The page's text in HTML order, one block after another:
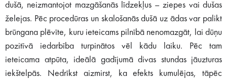
dušā, neizmantojot mazgāšanās līdzekļus – ziepes vai dušas
želejas. Pēc procedūras un skalošanās dušā uz ādas var palikt
brūngana plēvīte, kuru ieteicams pilnībā nenomazgāt, lai dūņu
pozitīvā iedarbība turpinātos vēl kādu laiku. Pēc tam
ieteicama atpūta, ideālā gadījumā divas stundas jāuzturas
iekštelpās. Nedrīkst aizmirst, ka efekts kumulējas, tāpēc